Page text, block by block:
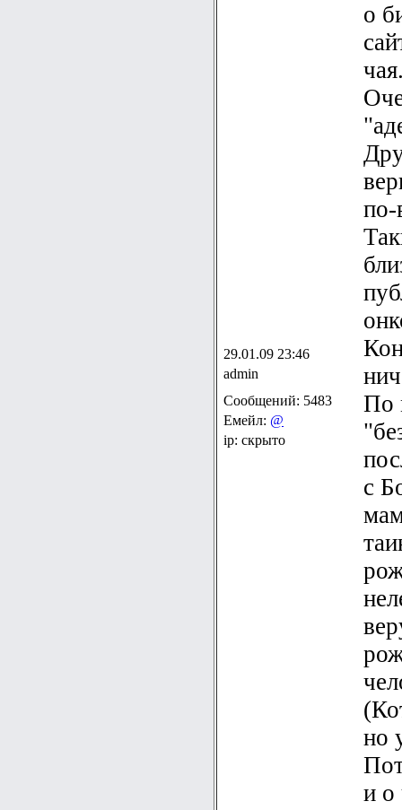
29.01.09 23:46
admin
Сообщений: 5483
Емейл: @
ip: скрыто
о
по-
По
с
но
и о